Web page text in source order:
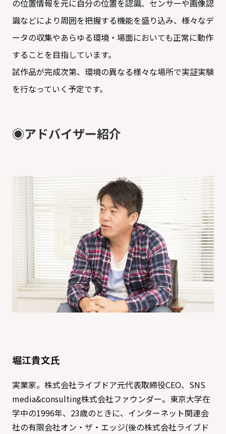
の位置情報を元に自分の位置を認識、センサーや画像認
識などにより周囲を把握する機能を盛り込み、様々なデ
ータの収集やあらゆる環境・場面においても正常に動作
することを目指しています。
試作品が完成次第、環境の異なる様々な場所で実証実験
を行なっていく予定です。
◉アドバイザー紹介
堀江貴文氏
実業家。株式会社ライブドア元代表取締役CEO、SNS
media&consulting株式会社ファウンダー。東京大学在
学中の1996年、23歳のときに、インターネット関連会
社の有限会社オン・ザ・エッジ(後の株式会社ライブド